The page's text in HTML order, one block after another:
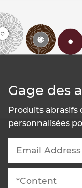
Gage des
Produits abrasifs
personnalisées